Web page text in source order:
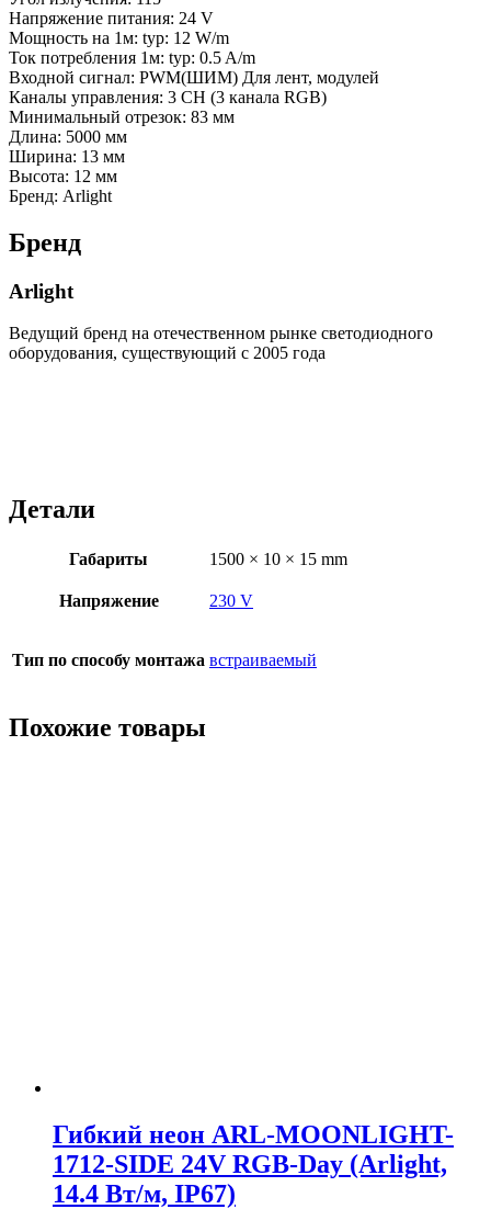
Напряжение питания: 24 V
Мощность на 1м: typ: 12 W/m
Ток потребления 1м: typ: 0.5 A/m
Входной сигнал: PWM(ШИМ) Для лент, модулей
Каналы управления: 3 CH (3 канала RGB)
Минимальный отрезок: 83 мм
Длина: 5000 мм
Ширина: 13 мм
Высота: 12 мм
Бренд: Arlight
Бренд
Arlight
Ведущий бренд на отечественном рынке светодиодного
оборудования, существующий с 2005 года
Детали
Габариты 1500 × 10 × 15 mm
Напряжение 230 V
Тип по способу монтажа встраиваемый
Похожие товары
Гибкий неон ARL-MOONLIGHT-
1712-SIDE 24V RGB-Day (Arlight,
14.4 Вт/м, IP67)